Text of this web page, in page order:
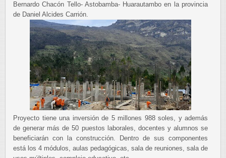
Bernardo Chacón Tello- Astobamba- Huarautambo en la provincia
de Daniel Alcides Carrión.
Proyecto tiene una inversión de 5 millones 988 soles, y además
de generar más de 50 puestos laborales, docentes y alumnos se
beneficiarán con la construcción. Dentro de sus componentes
está los 4 módulos, aulas pedagógicas, sala de reuniones, sala de